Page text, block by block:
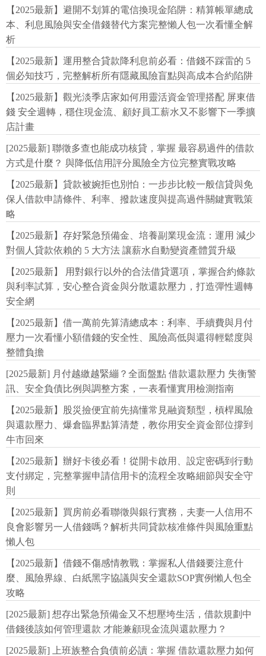
【2025最新】避開不划算的電信換現金陷阱：精算帳單總成
本、利息風險與安全借錢替代方案完整懶人包一次看懂全解
析
【2025最新】運用整合貸款降利息前必看：借錢不踩雷的 5
個必知技巧，完整解析所有隱藏風險盲點與高成本合約陷阱
【2025最新】觀光淡季店家如何用靈活資金管理搭配 屏東借
錢 安全週轉，穩住現金流、顧好員工薪水又不影響下一季擴
店計畫
[2025最新] 聯徵多查也能成功核貸，掌握 最容易過件的借款
方式是什麼？ 與降低信用評分風險全方位完整實戰攻略
【2025最新】貸款被婉拒也別怕：一步步比較一般信貸與免
保人借款申請條件、利率、撥款速度與提高過件關鍵實戰策
略
【2025最新】存好緊急預備金、培養副業現金流：運用 減少
對個人貸款依賴的 5 大方法 讓薪水自動變資產體質升級
【2025最新】 用對銀行以外的合法借貸選項，掌握合約條款
與利率試算，安心整合資金與分散還款壓力，打造彈性週轉
安全網
【2025最新】借一萬前先算清總成本：利率、手續費與月付
壓力一次看懂小額借錢的安全性、風險高低與還得輕鬆度與
整體負擔
[2025最新] 月付越繳越緊繃？全面盤點 借款還款壓力 失衡警
訊、安全負債比例與調整方案，一表看懂實用檢測指南
【2025最新】股災撿便宜前先搞懂常見融資類型，槓桿風險
與還款壓力、爆倉臨界點算清楚，教你用安全資金部位撐到
牛市回來
【2025最新】辦好卡後必看！從開卡啟用、設定密碼到行動
支付綁定，完整掌握申請信用卡的流程全攻略細節與安全守
則
【2025最新】買房前必看聯徵與銀行實務，夫妻一人信用不
良會影響另一人借錢嗎？解析共同貸款核准條件與風險重點
懶人包
【2025最新】借錢不傷感情教戰：掌握私人借錢要注意什
麼、風險界線、白紙黑字協議與安全還款SOP實例懶人包全
攻略
[2025最新] 想存出緊急預備金又不想壓垮生活，借款規劃中
借錢後該如何管理還款 才能兼顧現金流與還款壓力？
[2025最新] 上班族整合負債前必讀：掌握 借款還款壓力如何